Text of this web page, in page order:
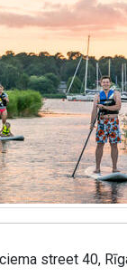
street 40,